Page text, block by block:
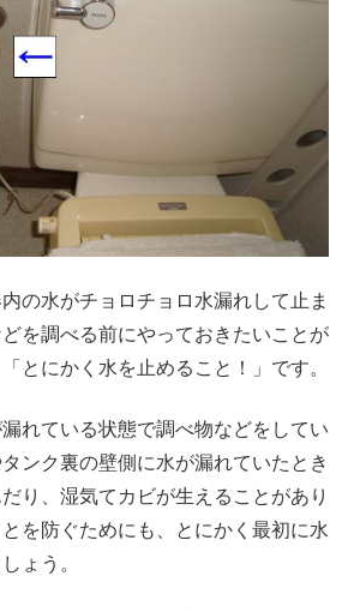
の水がチョロチョロ水漏れして止ま
を調べる前にやっておきたいことが
とにかく水を止めること！」です。
れている状態で調べ物などをしてい
ンク裏の壁側に水が漏れていたとき
り、湿気てカビが生えることがあり
を防ぐためにも、とにかく最初に水
ょう。